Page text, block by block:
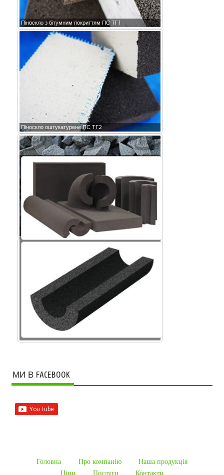
Піноскло з бітумним покриттям ПС ТГ1
Піноскло оштукатурене ПС ТГ2
Крихта піноскла
МИ В FACEBOOK
Головна Про компанію
Наша продукцiя
Ціни
Послуги Контакти